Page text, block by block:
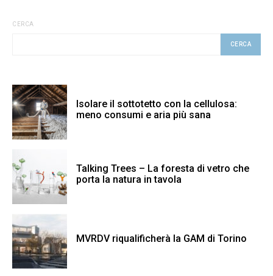
CERCA
CERCA
Isolare il sottotetto con la cellulosa:
meno consumi e aria più sana
Talking Trees – La foresta di vetro che
porta la natura in tavola
MVRDV riqualificherà la GAM di Torino